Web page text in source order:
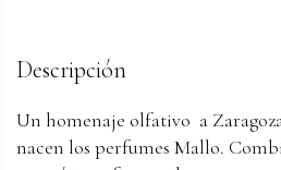
Descripción
Un homenaje olfativo a
nacen los perfumes Mallo.